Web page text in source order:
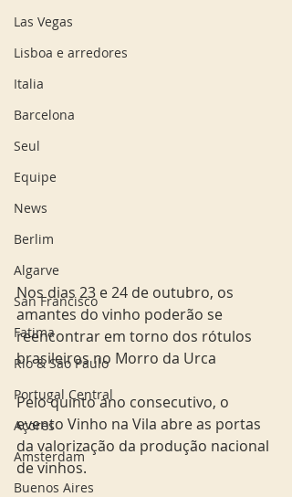
Las Vegas
Lisboa e arredores
Italia
Barcelona
Seul
Equipe
News
Berlim
Algarve
San Francisco
Fatima
Rio & São Paulo
Portugal Central
Açores
Amsterdam
Buenos Aires
Nos dias 23 e 24 de outubro, os
amantes do vinho poderão se
reencontrar em torno dos rótulos
brasileiros no Morro da Urca
Pelo quinto ano consecutivo, o
evento Vinho na Vila abre as portas
da valorização da produção nacional
de vinhos.